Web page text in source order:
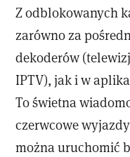
Z odblokowanych
zarówno za
dekoderów
IPTV), jak i w
To świetna
czerwcowe
można uruchomić